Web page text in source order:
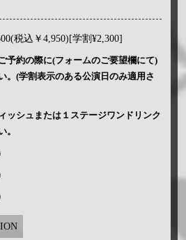
税込￥4,950)[学割¥2,300]
予約の際に(フォームのご要望欄にて)
。(学割表示のある公演日のみ適用さ
ッシュまたは１ステージワンドリンク
。